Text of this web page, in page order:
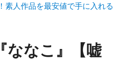
素人作品を最安値で手に入れる
ななこ』【嘘